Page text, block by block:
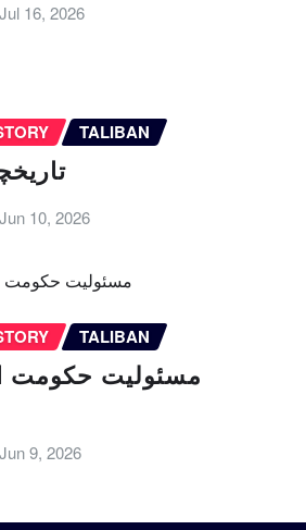
Jul 16, 2026
TALIBAN
Jun 10, 2026
TALIBAN
مسئولیت حکومت
Jun 9, 2026